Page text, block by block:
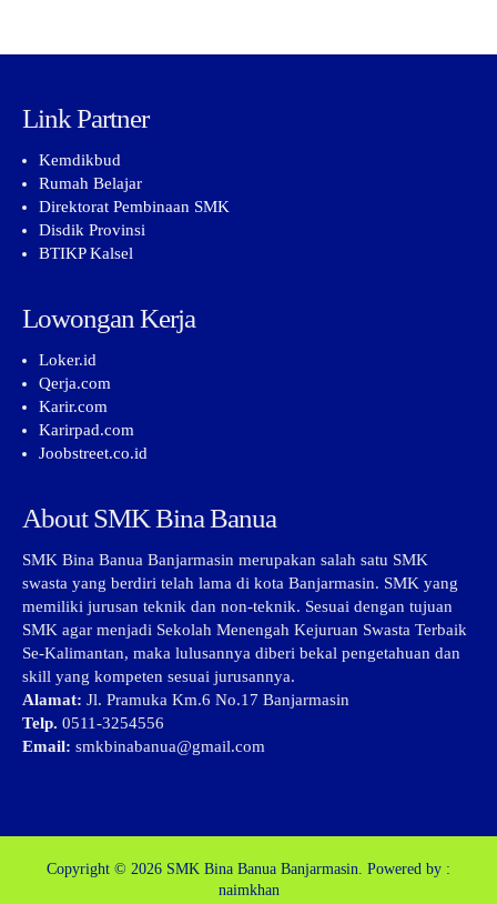
Link Partner
Kemdikbud
Rumah Belajar
Direktorat Pembinaan SMK
Disdik Provinsi
BTIKP Kalsel
Lowongan Kerja
Loker.id
Qerja.com
Karir.com
Karirpad.com
Joobstreet.co.id
About SMK Bina Banua
SMK Bina Banua Banjarmasin merupakan salah satu SMK
swasta yang berdiri telah lama di kota Banjarmasin. SMK yang
memiliki jurusan teknik dan non-teknik. Sesuai dengan tujuan
SMK agar menjadi Sekolah Menengah Kejuruan Swasta Terbaik
Se-Kalimantan, maka lulusannya diberi bekal pengetahuan dan
skill yang kompeten sesuai jurusannya.
Alamat: Jl. Pramuka Km.6 No.17 Banjarmasin
Telp. 0511-3254556
Email: smkbinabanua@gmail.com
Copyright © 2026 SMK Bina Banua Banjarmasin. Powered by :
naimkhan